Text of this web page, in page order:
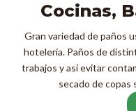
Cocinas,
Gran variedad de paños
hotelería. Paños de
trabajos y así evitar
secado de copas